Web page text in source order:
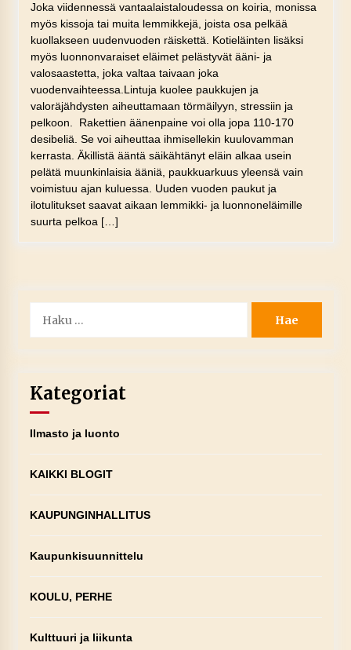
Joka viidennessä vantaalaistaloudessa on koiria, monissa
myös kissoja tai muita lemmikkejä, joista osa pelkää
kuollakseen uudenvuoden räiskettä. Kotieläinten lisäksi
myös luonnonvaraiset eläimet pelästyvät ääni- ja
valosaastetta, joka valtaa taivaan joka
vuodenvaihteessa.Lintuja kuolee paukkujen ja
valoräjähdysten aiheuttamaan törmäilyyn, stressiin ja
pelkoon. Rakettien äänenpaine voi olla jopa 110-170
desibeliä. Se voi aiheuttaa ihmisellekin kuulovamman
kerrasta. Äkillistä ääntä säikähtänyt eläin alkaa usein
pelätä muunkinlaisia ääniä, paukkuarkuus yleensä vain
voimistuu ajan kuluessa. Uuden vuoden paukut ja
ilotulitukset saavat aikaan lemmikki- ja luonnoneläimille
suurta pelkoa […]
Kategoriat
Ilmasto ja luonto
KAIKKI BLOGIT
KAUPUNGINHALLITUS
Kaupunkisuunnittelu
KOULU, PERHE
Kulttuuri ja liikunta